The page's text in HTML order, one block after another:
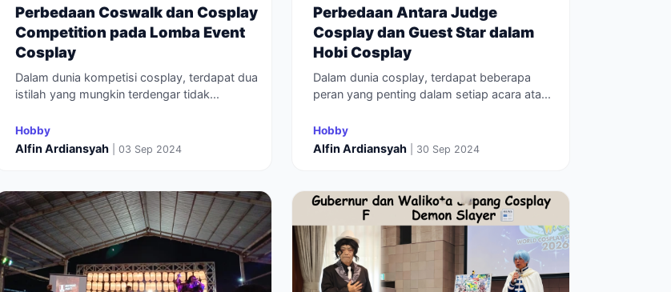
Perbedaan Coswalk dan Cosplay
Competition pada Lomba Event
Cosplay
Dalam dunia kompetisi cosplay, terdapat dua
istilah yang mungkin terdengar tidak...
Hobby
Alfin Ardiansyah | 03 Sep 2024
Perbedaan Antara Judge
Cosplay dan Guest Star dalam
Hobi Cosplay
Dalam dunia cosplay, terdapat beberapa
peran yang penting dalam setiap acara ata...
Hobby
Alfin Ardiansyah | 30 Sep 2024